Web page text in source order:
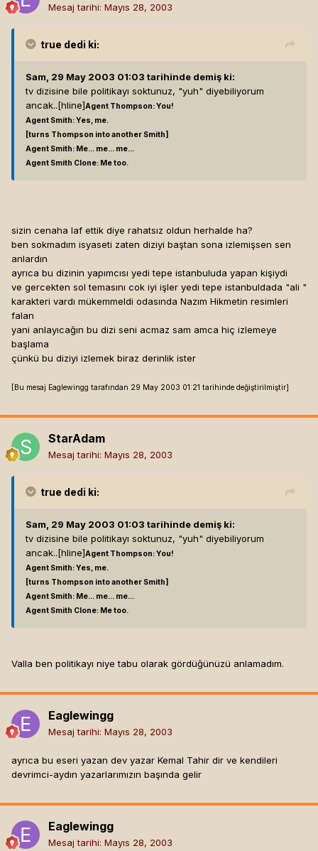
Mesaj tarihi: Mayıs 28, 2003
true dedi ki:
Sam, 29 May 2003 01:03 tarihinde demiş ki:
tv dizisine bile politikayı soktunuz, "yuh" diyebiliyorum
ancak..[hline]Agent Thompson: You!
Agent Smith: Yes, me.
[turns Thompson into another Smith]
Agent Smith: Me... me... me...
Agent Smith Clone: Me too.
sizin cenaha laf ettik diye rahatsız oldun herhalde ha?
ben sokmadım isyaseti zaten diziyi baştan sona izlemişsen sen
anlardın
ayrıca bu dizinin yapımcısı yedi tepe istanbuluda yapan kişiydi
ve gercekten sol temasını cok iyi işler yedi tepe istanbuldada "ali "
karakteri vardı mükemmeldi odasında Nazım Hikmetin resimleri
falan
yani anlayıcağın bu dizi seni acmaz sam amca hiç izlemeye
başlama
çünkü bu diziyi izlemek biraz derinlik ister
[Bu mesaj Eaglewingg tarafından 29 May 2003 01:21 tarihinde değiştirilmiştir]
StarAdam
Mesaj tarihi: Mayıs 28, 2003
true dedi ki:
Sam, 29 May 2003 01:03 tarihinde demiş ki:
tv dizisine bile politikayı soktunuz, "yuh" diyebiliyorum
ancak..[hline]Agent Thompson: You!
Agent Smith: Yes, me.
[turns Thompson into another Smith]
Agent Smith: Me... me... me...
Agent Smith Clone: Me too.
Valla ben politikayı niye tabu olarak gördüğünüzü anlamadım.
Eaglewingg
Mesaj tarihi: Mayıs 28, 2003
ayrıca bu eseri yazan dev yazar Kemal Tahir dir ve kendileri
devrimci-aydın yazarlarımızın başında gelir
Eaglewingg
Mesaj tarihi: Mayıs 28, 2003